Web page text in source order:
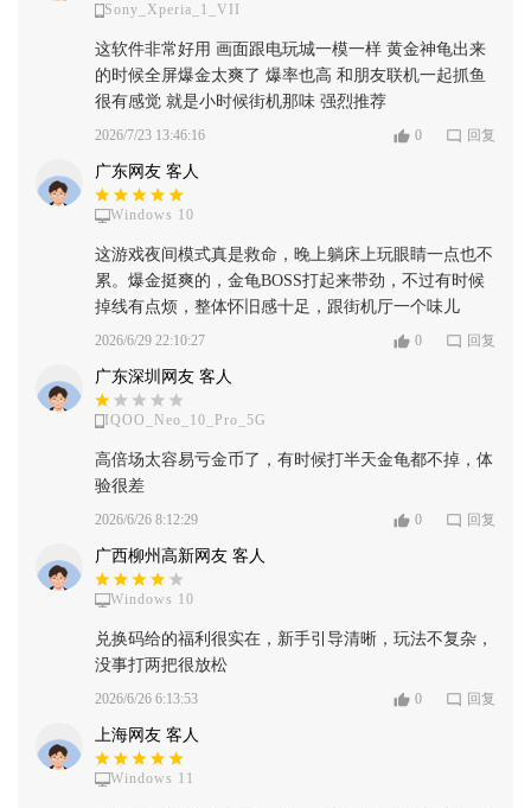
Sony_Xperia_1_VII
这软件非常好用 画面跟电玩城一模一样 黄金神龟出来
的时候全屏爆金太爽了 爆率也高 和朋友联机一起抓鱼
很有感觉 就是小时候街机那味 强烈推荐
2026/7/23 13:46:16 0 回复
广东网友 客人
Windows 10
这游戏夜间模式真是救命，晚上躺床上玩眼睛一点也不
累。爆金挺爽的，金龟BOSS打起来带劲，不过有时候
掉线有点烦，整体怀旧感十足，跟街机厅一个味儿
2026/6/29 22:10:27 0 回复
广东深圳网友 客人
IQOO_Neo_10_Pro_5G
高倍场太容易亏金币了，有时候打半天金龟都不掉，体
验很差
2026/6/26 8:12:29 0 回复
广西柳州高新网友 客人
Windows 10
兑换码给的福利很实在，新手引导清晰，玩法不复杂，
没事打两把很放松
2026/6/26 6:13:53 0 回复
上海网友 客人
Windows 11